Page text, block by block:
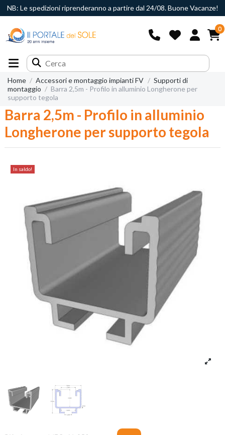
NB: Le spedizioni riprenderanno a partire dal 24/08. Buone Vacanze!
0
Home Accessori e montaggio impianti FV
Supporti di
montaggio
Barra 2,5m - Profilo in alluminio Longherone per
supporto tegola
Barra 2,5m - Profilo in alluminio
Longherone per supporto tegola
In saldo!